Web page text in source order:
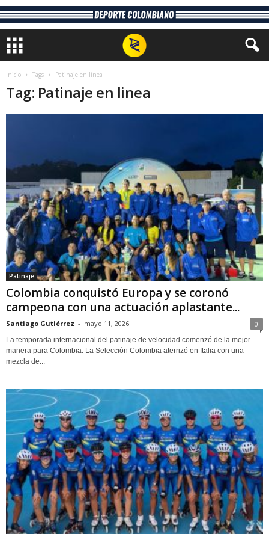
Inicio Tags Patinaje en linea
Tag: Patinaje en linea
Patinaje
Colombia conquistó Europa y se coronó
campeona con una actuación aplastante...
Santiago Gutiérrez - mayo 11, 2026 0
La temporada internacional del patinaje de velocidad comenzó de la mejor
manera para Colombia. La Selección Colombia aterrizó en Italia con una
mezcla de...